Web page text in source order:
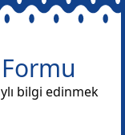
bilgi edinmek